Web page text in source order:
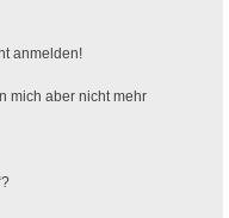
anmelden!
mich aber nicht mehr